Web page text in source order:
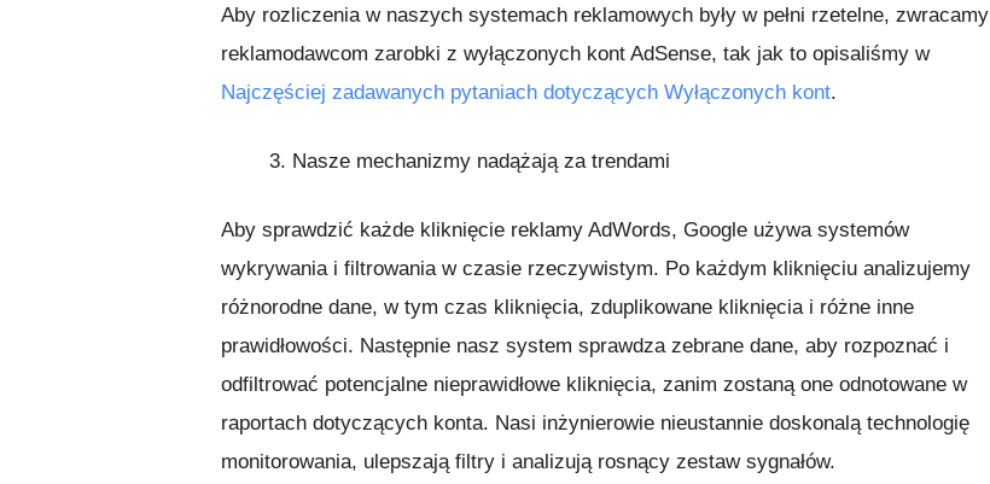
Aby rozliczenia w naszych systemach reklamowych były w pełni rzetelne, zwracamy
reklamodawcom zarobki z wyłączonych kont AdSense, tak jak to opisaliśmy w
Najczęściej zadawanych pytaniach dotyczących Wyłączonych kont.
3. Nasze mechanizmy nadążają za trendami
Aby sprawdzić każde kliknięcie reklamy AdWords, Google używa systemów
wykrywania i filtrowania w czasie rzeczywistym. Po każdym kliknięciu analizujemy
różnorodne dane, w tym czas kliknięcia, zduplikowane kliknięcia i różne inne
prawidłowości. Następnie nasz system sprawdza zebrane dane, aby rozpoznać i
odfiltrować potencjalne nieprawidłowe kliknięcia, zanim zostaną one odnotowane w
raportach dotyczących konta. Nasi inżynierowie nieustannie doskonalą technologię
monitorowania, ulepszają filtry i analizują rosnący zestaw sygnałów.